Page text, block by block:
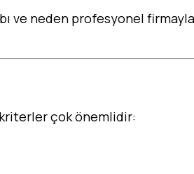
ve neden profesyonel
kriterler çok önemlidir: